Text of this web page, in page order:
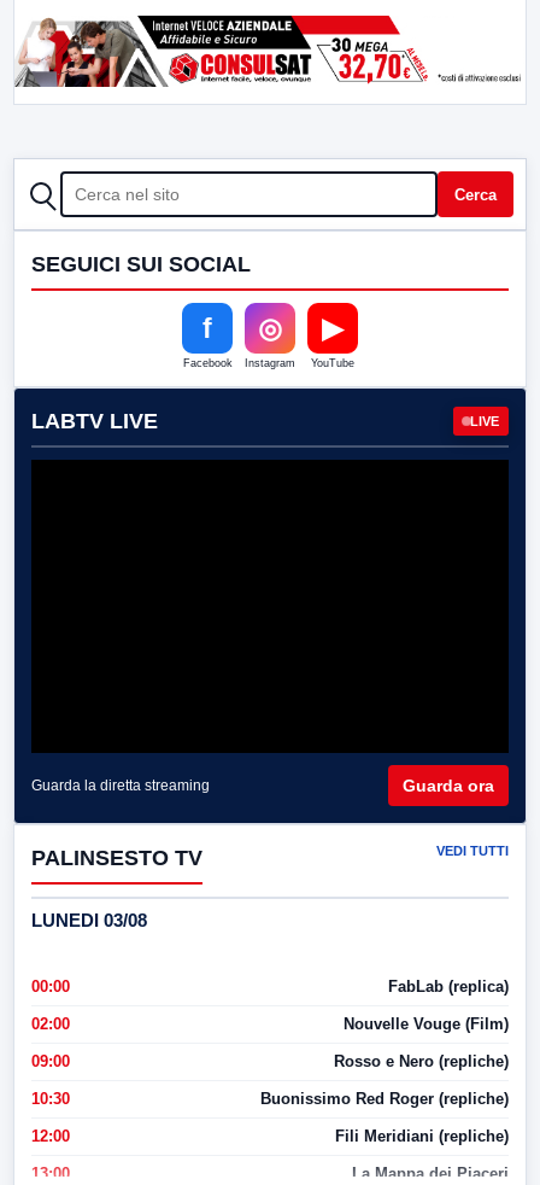
CERCA Cerca
SEGUICI SUI SOCIAL
f
Facebook
◎
Instagram
▶
YouTube
LABTV LIVE LIVE
Guarda la diretta streaming Guarda ora
PALINSESTO TV VEDI TUTTI
LUNEDI 03/08
00:00 FabLab (replica)
02:00 Nouvelle Vouge (Film)
09:00 Rosso e Nero (repliche)
10:30 Buonissimo Red Roger (repliche)
12:00 Fili Meridiani (repliche)
13:00 La Mappa dei Piaceri